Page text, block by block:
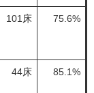
101床 75.6%
44床 85.1%